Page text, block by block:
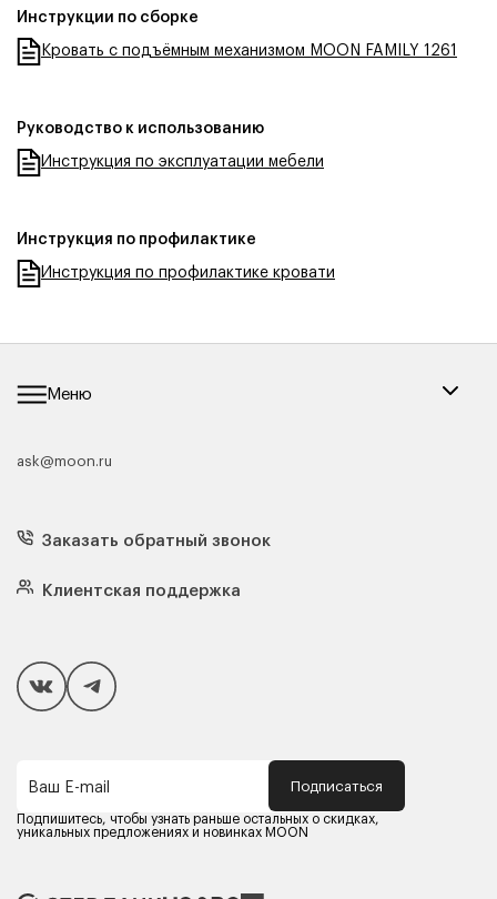
Инструкции по сборке
Кровать с подъёмным механизмом MOON FAMILY 1261
Руководство к использованию
Инструкция по эксплуатации мебели
Инструкция по профилактике
Инструкция по профилактике кровати
Меню
Каталог мебели
Кресла
Матрасы
Подушки
Чехлы и наматрасники
Покупателям
Способы оплаты
Компания MOON
Оферта
Политика конфиденциальности
Карьера в MOON
ask@moon.ru
Заказать обратный звонок
Клиентская поддержка
Ваш E-mail Подписаться
Подпишитесь, чтобы узнать раньше остальных о скидках,
уникальных предложениях и новинках MOON